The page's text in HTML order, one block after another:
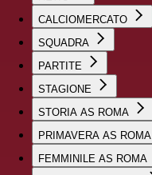
CALCIOMERCATO
SQUADRA
PARTITE
STAGIONE
STORIA AS ROMA
PRIMAVERA AS ROMA
FEMMINILE AS ROMA